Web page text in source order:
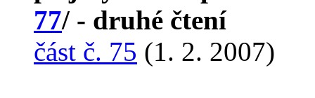
77/ - druhé čtení
část č. 75 (1. 2. 2007)